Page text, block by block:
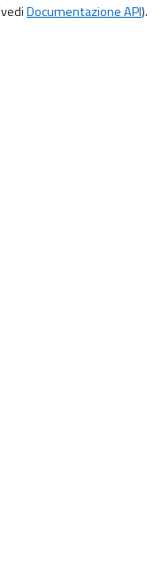
Documentazione API).